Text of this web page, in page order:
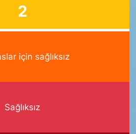
2
için sağlıksız
Sağlıksız